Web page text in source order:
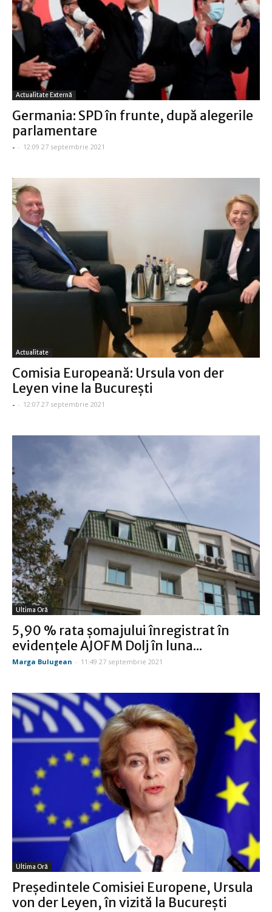
Actualitate Externă
Germania: SPD în frunte, după alegerile
parlamentare
- - 12:09 27 septembrie 2021
Actualitate
Comisia Europeană: Ursula von der
Leyen vine la Bucureşti
- - 12:07 27 septembrie 2021
Ultima Oră
5,90 % rata şomajului înregistrat în
evidenţele AJOFM Dolj în luna...
Marga Bulugean - 11:49 27 septembrie 2021
Ultima Oră
Preşedintele Comisiei Europene, Ursula
von der Leyen, în vizită la Bucureşti